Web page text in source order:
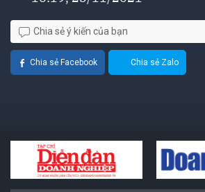
Chia sẻ ý kiến của bạn
Chia sẻ Facebook Chia sẻ Zalo